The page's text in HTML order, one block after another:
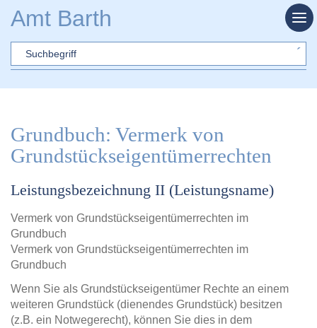
Amt Barth
Sword
Grundbuch: Vermerk von
Grundstückseigentümerrechten
Leistungsbezeichnung II (Leistungsname)
Vermerk von Grundstückseigentümerrechten im
Grundbuch
Vermerk von Grundstückseigentümerrechten im
Grundbuch
Wenn Sie als Grundstückseigentümer Rechte an einem
weiteren Grundstück (dienendes Grundstück) besitzen
(z.B. ein Notwegerecht), können Sie dies in dem